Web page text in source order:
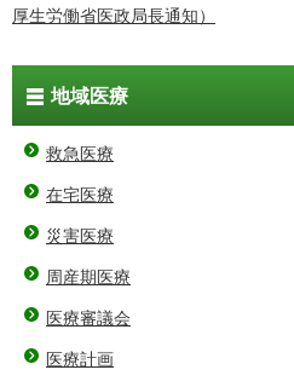
厚生労働省医政局長通知）
地域医療
救急医療
在宅医療
災害医療
周産期医療
医療審議会
医療計画